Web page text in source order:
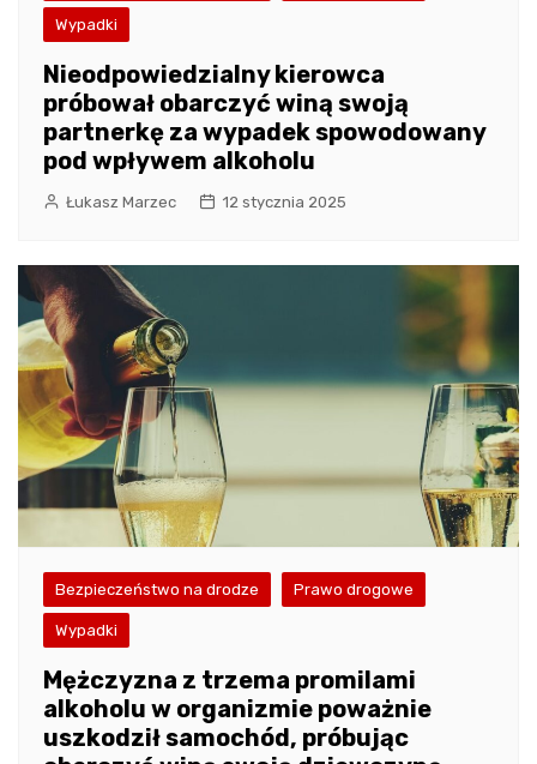
Wypadki
Nieodpowiedzialny kierowca
próbował obarczyć winą swoją
partnerkę za wypadek spowodowany
pod wpływem alkoholu
Łukasz Marzec 12 stycznia 2025
Bezpieczeństwo na drodze Prawo drogowe
Wypadki
Mężczyzna z trzema promilami
alkoholu w organizmie poważnie
uszkodził samochód, próbując